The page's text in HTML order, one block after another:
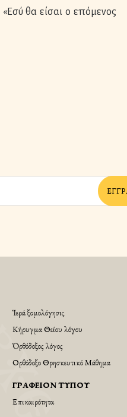
θα είσαι ο επόμενος
Ἱερά Ἐξομολόγησις
Κήρυγμα Θείου λόγου
Ὀρθόδοξος λόγος
Ορθόδοξο Θρησκευτικό Μάθημα
ΓΡΑΦΕΊΟΝ ΤΎΠΟΥ
Επικαιρότητα